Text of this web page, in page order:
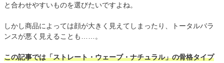
と合わせやすいものを選びたいですよね。
しかし商品によっては顔が大きく見えてしまったり、トータルバラ
ンスが悪く見えることも……。
この記事では「ストレート・ウェーブ・ナチュラル」の骨格タイプ